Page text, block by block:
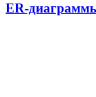
ER-